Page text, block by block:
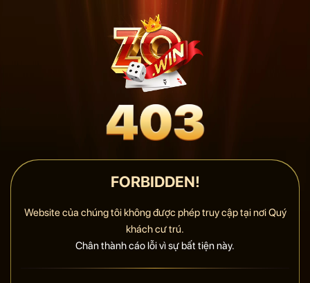
FORBIDDEN!
Website của chúng tôi không được phép truy cập tại nơi Quý
khách cư trú.
Chân thành cáo lỗi vì sự bất tiện này.